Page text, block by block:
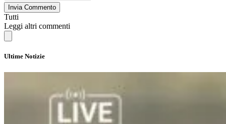
Invia Commento
Tutti
Leggi altri commenti
Ultime Notizie